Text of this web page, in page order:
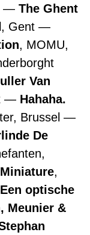
The Ghent
Gent
, MOMU,
Van
Hahaha.
Brussel
De
,
optische
Meunier &